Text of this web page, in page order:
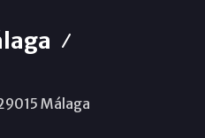
Málaga